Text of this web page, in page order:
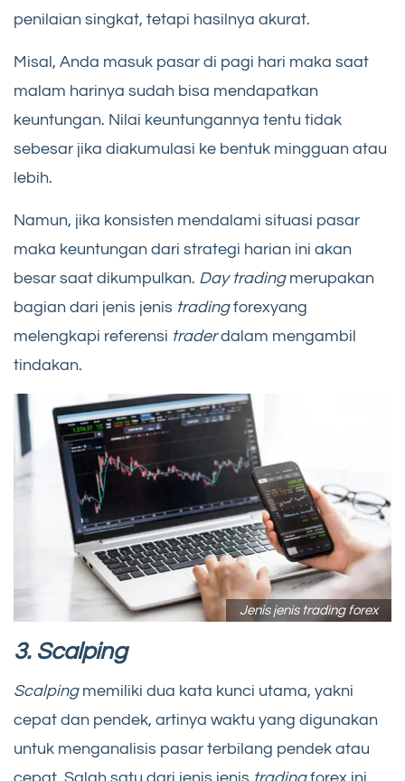
penilaian singkat, tetapi hasilnya akurat.
Misal, Anda masuk pasar di pagi hari maka saat
malam harinya sudah bisa mendapatkan
keuntungan. Nilai keuntungannya tentu tidak
sebesar jika diakumulasi ke bentuk mingguan atau
lebih.
Namun, jika konsisten mendalami situasi pasar
maka keuntungan dari strategi harian ini akan
besar saat dikumpulkan. Day trading merupakan
bagian dari jenis jenis tradingforexyang
melengkapi referensi traderdalam mengambil
tindakan.
Jenis jenis trading forex
3. Scalping
Scalping memiliki dua kata kunci utama, yakni
cepat dan pendek, artinya waktu yang digunakan
untuk menganalisis pasar terbilang pendek atau